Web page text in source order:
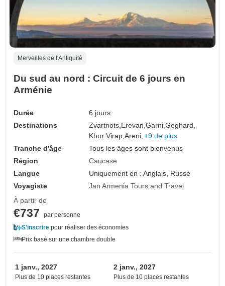
Merveilles de l'Antiquité
Du sud au nord : Circuit de 6 jours en
Arménie
Durée
6 jours
Destinations
Zvartnots,Erevan,Garni,Geghard,
Khor Virap,Areni, +9 de plus
Tranche d'âge
Tous les âges sont bienvenus
Région
Caucase
Langue
Uniquement en : Anglais, Russe
Voyagiste
Jan Armenia Tours and Travel
À partir de
€737
par personne
S'inscrire pour réaliser des économies
Prix basé sur une chambre double
1 janv., 2027
Plus de 10 places restantes
2 janv., 2027
Plus de 10 places restantes